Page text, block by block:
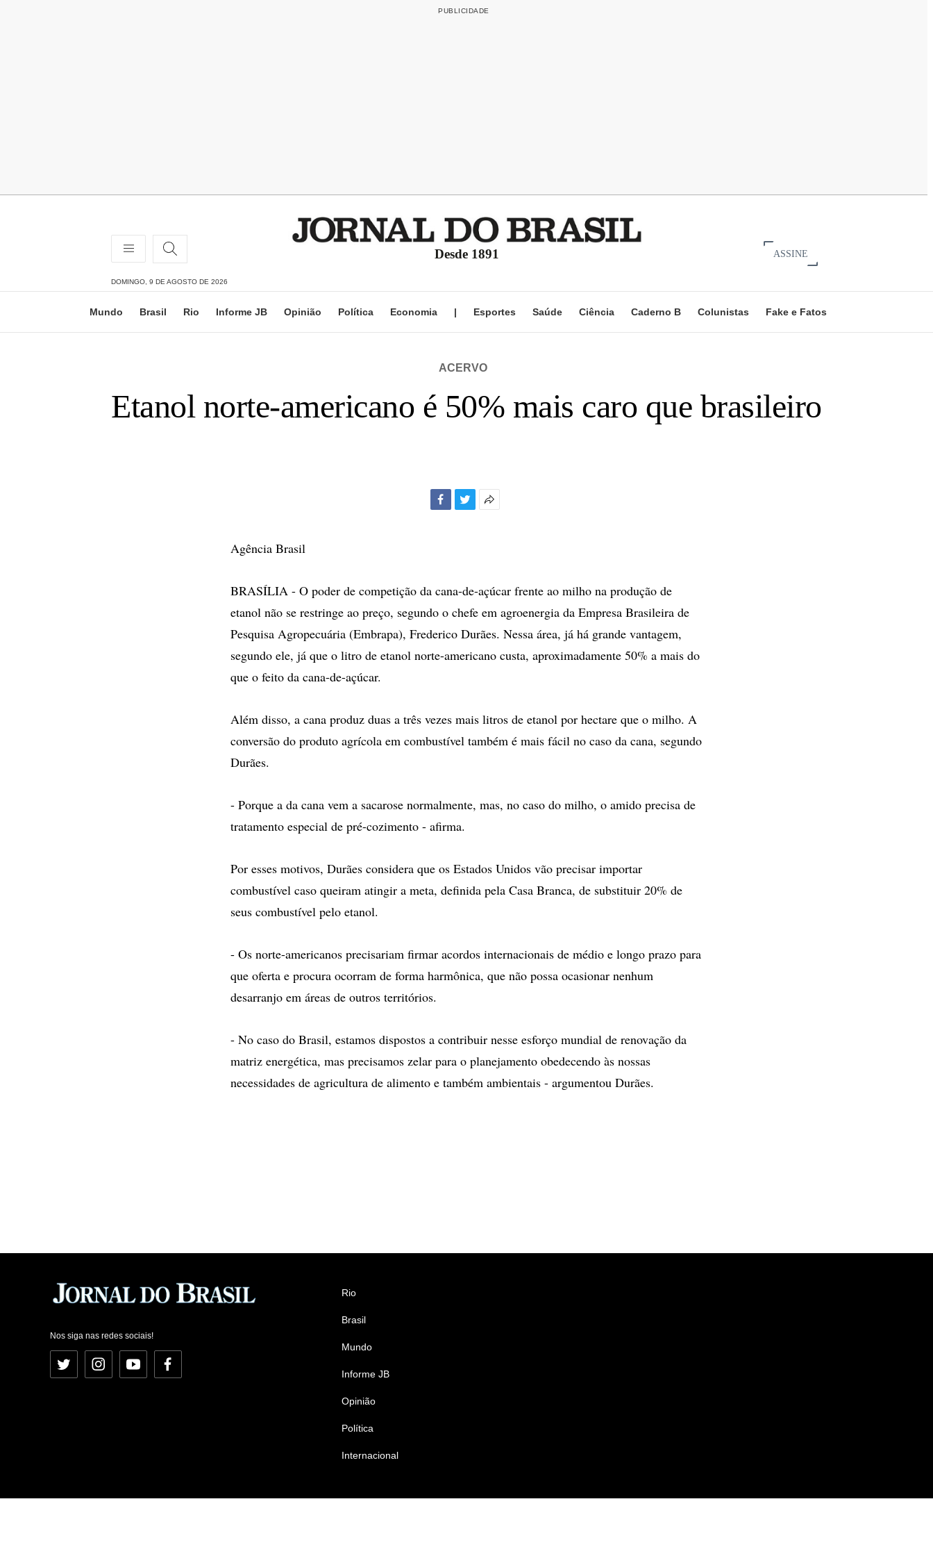
Desde 1891 ASSINE
DOMINGO, 9 DE AGOSTO DE 2026
Mundo Brasil Rio Informe JB Opinião Política Economia | Esportes Saúde Ciência Caderno B Colunistas Fake e Fatos
ACERVO
Etanol norte-americano é 50% mais caro que brasileiro
Agência Brasil
BRASÍLIA - O poder de competição da cana-de-açúcar frente ao milho na produção de
etanol não se restringe ao preço, segundo o chefe em agroenergia da Empresa Brasileira de
Pesquisa Agropecuária (Embrapa), Frederico Durães. Nessa área, já há grande vantagem,
segundo ele, já que o litro de etanol norte-americano custa, aproximadamente 50% a mais do
que o feito da cana-de-açúcar.
Além disso, a cana produz duas a três vezes mais litros de etanol por hectare que o milho. A
conversão do produto agrícola em combustível também é mais fácil no caso da cana, segundo
Durães.
- Porque a da cana vem a sacarose normalmente, mas, no caso do milho, o amido precisa de
tratamento especial de pré-cozimento - afirma.
Por esses motivos, Durães considera que os Estados Unidos vão precisar importar
combustível caso queiram atingir a meta, definida pela Casa Branca, de substituir 20% de
seus combustível pelo etanol.
- Os norte-americanos precisariam firmar acordos internacionais de médio e longo prazo para
que oferta e procura ocorram de forma harmônica, que não possa ocasionar nenhum
desarranjo em áreas de outros territórios.
- No caso do Brasil, estamos dispostos a contribuir nesse esforço mundial de renovação da
matriz energética, mas precisamos zelar para o planejamento obedecendo às nossas
necessidades de agricultura de alimento e também ambientais - argumentou Durães.
Nos siga nas redes sociais!
Twitter InstagramYouTubeFacebook
Rio
Brasil
Mundo
Informe JB
Opinião
Política
Internacional